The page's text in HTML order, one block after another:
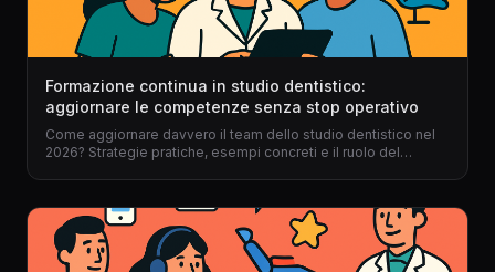
Formazione continua in studio dentistico:
aggiornare le competenze senza stop operativo
Come aggiornare davvero il team dello studio dentistico nel
2026? Strategie pratiche, esempi concreti e il ruolo del